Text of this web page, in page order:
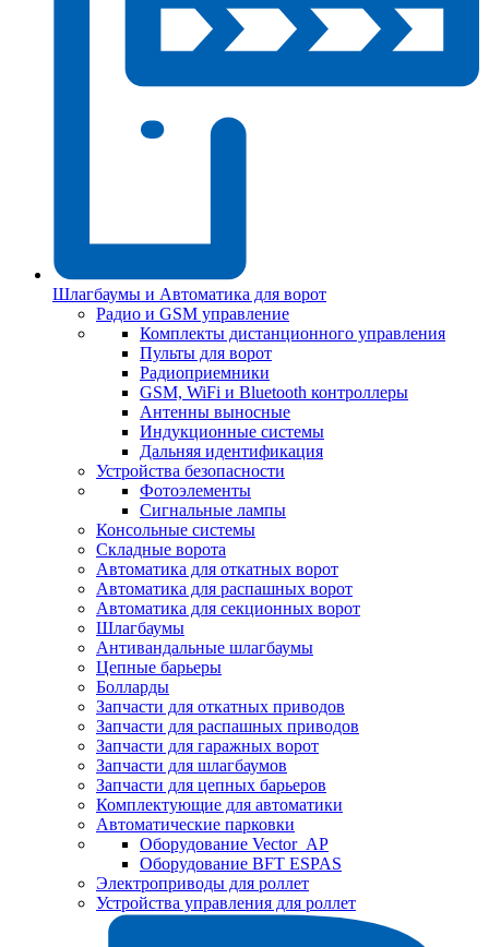
Шлагбаумы и Автоматика для ворот
Радио и GSM управление
Комплекты дистанционного управления
Пульты для ворот
Радиоприемники
GSM, WiFi и Bluetooth контроллеры
Антенны выносные
Индукционные системы
Дальняя идентификация
Устройства безопасности
Фотоэлементы
Сигнальные лампы
Консольные системы
Складные ворота
Автоматика для откатных ворот
Автоматика для распашных ворот
Автоматика для секционных ворот
Шлагбаумы
Антивандальные шлагбаумы
Цепные барьеры
Болларды
Запчасти для откатных приводов
Запчасти для распашных приводов
Запчасти для гаражных ворот
Запчасти для шлагбаумов
Запчасти для цепных барьеров
Комплектующие для автоматики
Автоматические парковки
Оборудование Vector_AP
Оборудование BFT ESPAS
Электроприводы для роллет
Устройства управления для роллет